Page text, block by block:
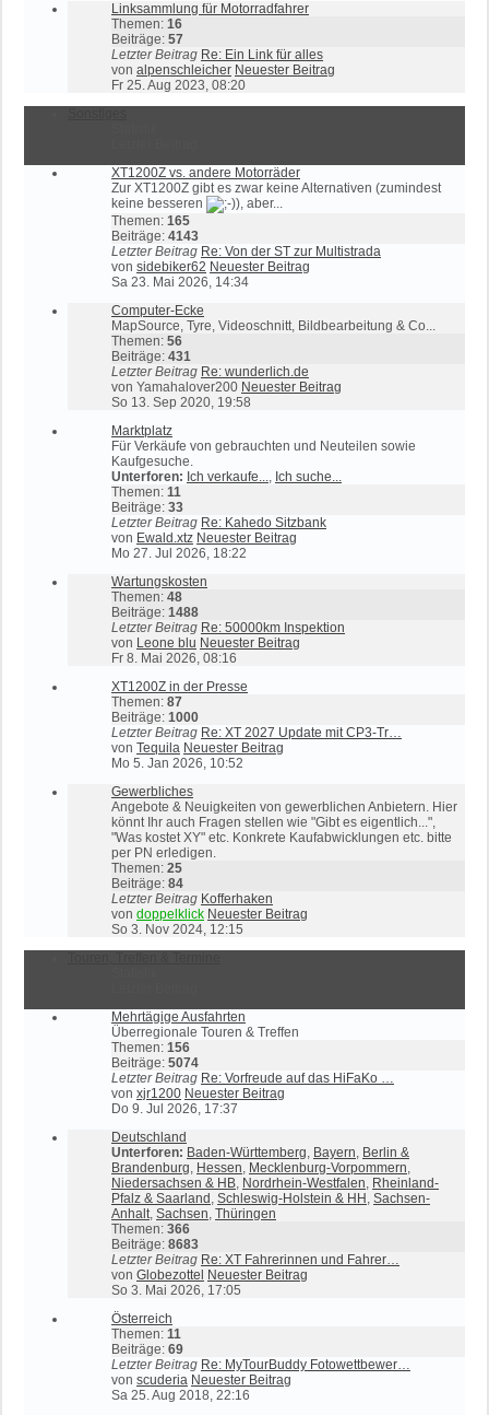
Linksammlung für Motorradfahrer
Themen: 16
Beiträge: 57
Letzter Beitrag Re: Ein Link für alles
von alpenschleicher Neuester Beitrag
Fr 25. Aug 2023, 08:20
XT1200Z vs. andere Motorräder
Zur XT1200Z gibt es zwar keine Alternativen (zumindest
keine besseren
), aber...
Themen: 165
Beiträge: 4143
Letzter Beitrag Re: Von der ST zur Multistrada
von sidebiker62 Neuester Beitrag
Sa 23. Mai 2026, 14:34
Computer-Ecke
MapSource, Tyre, Videoschnitt, Bildbearbeitung & Co...
Themen: 56
Beiträge: 431
Letzter Beitrag Re: wunderlich.de
von Yamahalover200 Neuester Beitrag
So 13. Sep 2020, 19:58
Marktplatz
Für Verkäufe von gebrauchten und Neuteilen sowie
Kaufgesuche.
Unterforen: Ich verkaufe..., Ich suche...
Themen: 11
Beiträge: 33
Letzter Beitrag Re: Kahedo Sitzbank
von Ewald.xtz Neuester Beitrag
Mo 27. Jul 2026, 18:22
Wartungskosten
Themen: 48
Beiträge: 1488
Letzter Beitrag Re: 50000km Inspektion
von Leone blu Neuester Beitrag
Fr 8. Mai 2026, 08:16
XT1200Z in der Presse
Themen: 87
Beiträge: 1000
Letzter Beitrag Re: XT 2027 Update mit CP3-Tr…
von Tequila Neuester Beitrag
Mo 5. Jan 2026, 10:52
Gewerbliches
Angebote & Neuigkeiten von gewerblichen Anbietern. Hier
könnt Ihr auch Fragen stellen wie "Gibt es eigentlich...",
"Was kostet XY" etc. Konkrete Kaufabwicklungen etc. bitte
per PN erledigen.
Themen: 25
Beiträge: 84
Letzter Beitrag Kofferhaken
von doppelklick Neuester Beitrag
So 3. Nov 2024, 12:15
Mehrtägige Ausfahrten
Überregionale Touren & Treffen
Themen: 156
Beiträge: 5074
Letzter Beitrag Re: Vorfreude auf das HiFaKo …
von xjr1200 Neuester Beitrag
Do 9. Jul 2026, 17:37
Deutschland
Unterforen: Baden-Württemberg, Bayern, Berlin &
Brandenburg, Hessen, Mecklenburg-Vorpommern,
Niedersachsen & HB, Nordrhein-Westfalen, Rheinland-
Pfalz & Saarland , Schleswig-Holstein & HH , Sachsen-
Anhalt, Sachsen, Thüringen
Themen: 366
Beiträge: 8683
Letzter Beitrag Re: XT Fahrerinnen und Fahrer…
von Globezottel
Neuester Beitrag
So 3. Mai 2026, 17:05
Österreich
Themen: 11
Beiträge: 69
Letzter Beitrag Re: MyTourBuddy Fotowettbewer…
von scuderia Neuester Beitrag
Sa 25. Aug 2018, 22:16